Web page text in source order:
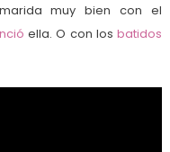
muy bien con el
ella. O con losbatidos